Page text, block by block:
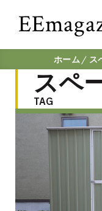
ホーム ス
スペ
TAG